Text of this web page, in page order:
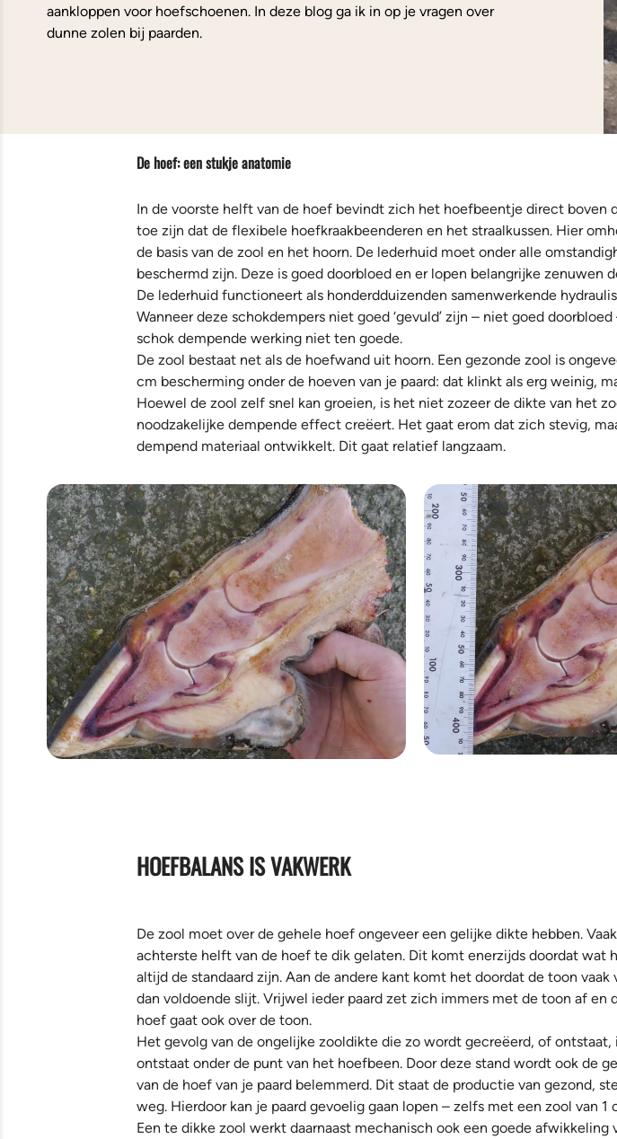
aankloppen voor hoefschoenen. In deze blog ga ik in op je vragen over
dunne zolen bij paarden.
De hoef: een stukje anatomie
In de voorste helft van de hoef bevindt zich het hoefbeentje direct boven
toe zijn dat de flexibele hoefkraakbeenderen en het straalkussen. Hier
de basis van de zool en het hoorn. De lederhuid moet onder alle
beschermd zijn. Deze is goed doorbloed en er lopen belangrijke zenuwen
De lederhuid functioneert als honderdduizenden samenwerkende
Wanneer deze schokdempers niet goed ‘gevuld’ zijn – niet goed
schok dempende werking niet ten goede.
De zool bestaat net als de hoefwand uit hoorn. Een gezonde zool is
cm bescherming onder de hoeven van je paard: dat klinkt als erg weinig,
Hoewel de zool zelf snel kan groeien, is het niet zozeer de dikte van het
noodzakelijke dempende effect creëert. Het gaat erom dat zich stevig,
dempend materiaal ontwikkelt. Dit gaat relatief langzaam.
HOEFBALANS IS VAKWERK
De zool moet over de gehele hoef ongeveer een gelijke dikte hebben.
achterste helft van de hoef te dik gelaten. Dit komt enerzijds doordat wat
altijd de standaard zijn. Aan de andere kant komt het doordat de toon
dan voldoende slijt. Vrijwel ieder paard zet zich immers met de toon af en
hoef gaat ook over de toon.
Het gevolg van de ongelijke zooldikte die zo wordt gecreëerd, of ontstaat,
ontstaat onder de punt van het hoefbeen. Door deze stand wordt ook de
van de hoef van je paard belemmerd. Dit staat de productie van gezond,
weg. Hierdoor kan je paard gevoelig gaan lopen – zelfs met een zool van 1
Een te dikke zool werkt daarnaast mechanisch ook een goede afwikkeling